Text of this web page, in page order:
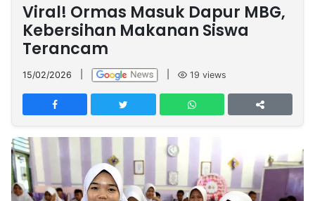
Nasional
International
Olahraga
Entertainment
Daerah
Pariwisata
Kuliner
Kolom
Network
PT
TREETAN
INDONESIA
Partner
Viral! Ormas Masuk Dapur MBG,
Kebersihan Makanan Siswa
Terancam
15/02/2026 19 views